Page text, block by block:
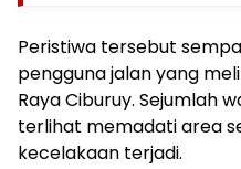
Peristiwa tersebut
pengguna jalan yang
Raya Ciburuy. Sejumlah
terlihat memadati area
kecelakaan terjadi.